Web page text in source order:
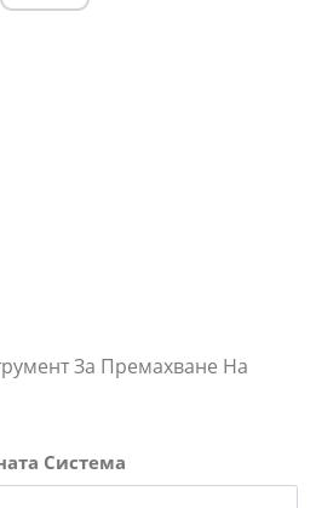
За Премахване На
Система